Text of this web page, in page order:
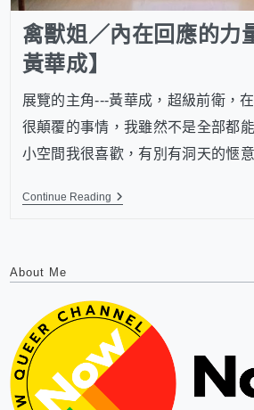
禽獸姐／內在回應的力
黃華成】
展覽的主角---黃華成，超級前衛，
很顛覆的事情，我雖然不是全部都
小空間我很喜歡，有別有洞天的愜意
Continue Reading
About Me